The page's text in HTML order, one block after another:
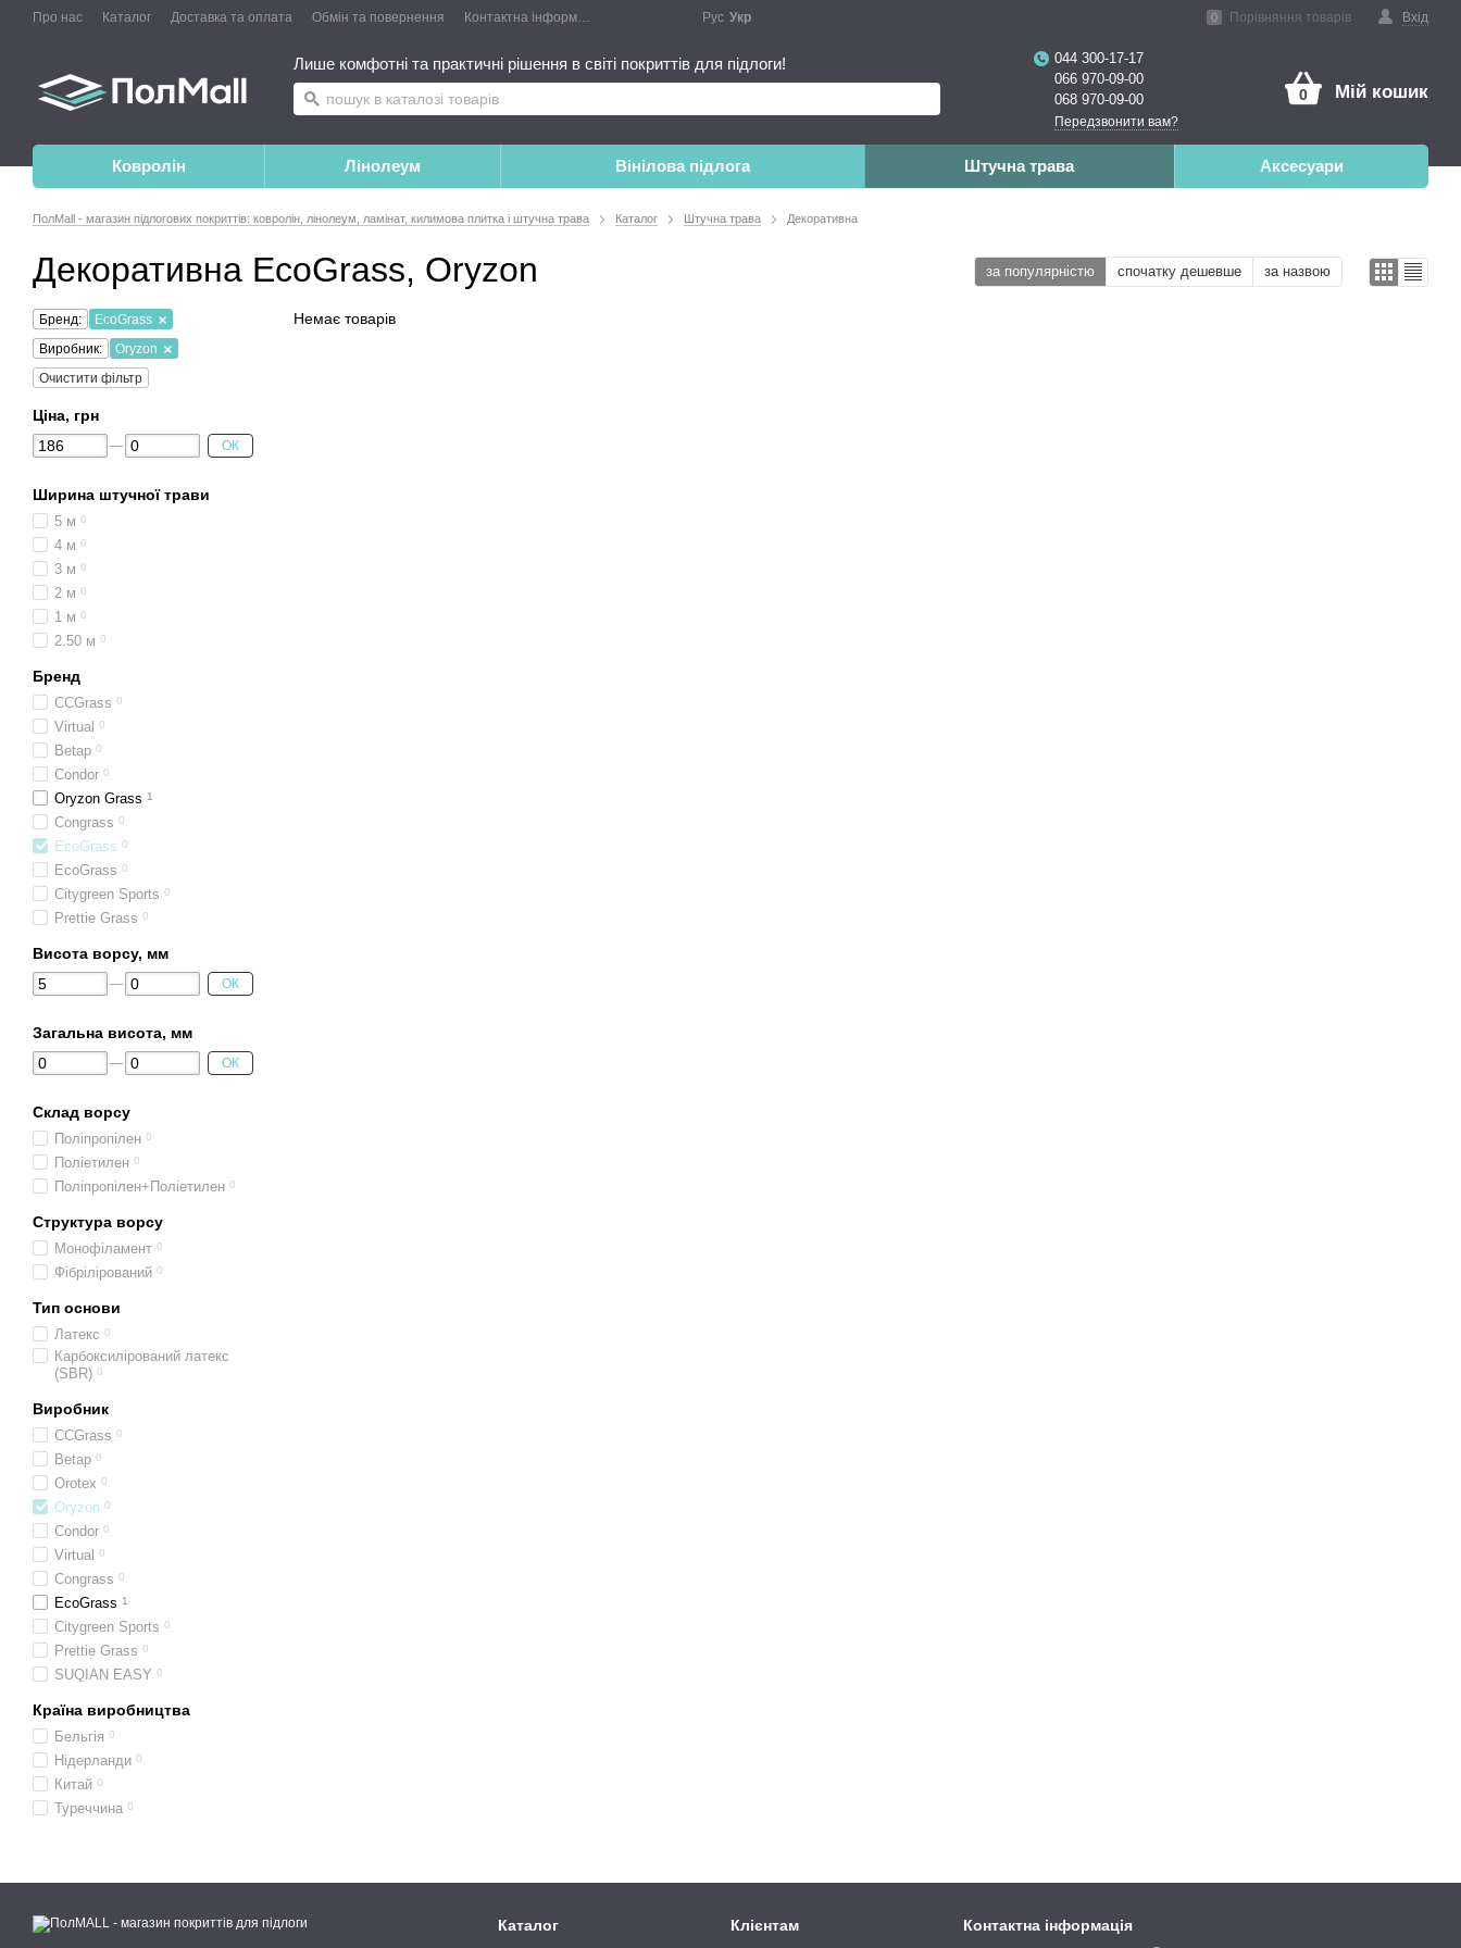
Про нас Каталог Доставка та оплата Обмін та повернення Контактна інформація Публічний договір Вхід
0 Порівняння товарів
Рус Укр
Лише комфотні та практичні рішення в світі покриттів для підлоги!
044 300-17-17
066 970-09-00
068 970-09-00
Передзвонити вам?
0 Мій кошик
Ковролін Лінолеум Вінілова підлога Штучна трава Аксесуари
ПолMall - магазин підлогових покриттів: ковролін, лінолеум, ламінат, килимова плитка і штучна трава Каталог Штучна трава Декоративна
Декоративна EcoGrass, Oryzon за популярністю спочатку дешевше за назвою
Немає товарів
Бренд:
EcoGrass
Виробник:
Oryzon
Очистити фільтр
Ціна, грн
ОК
Ширина штучної трави
5 м 0
4 м 0
3 м 0
2 м 0
1 м 0
2.50 м 0
Бренд
CCGrass 0
Virtual 0
Betap 0
Condor 0
Oryzon Grass 1
Congrass 0
EcoGrass 0
EcoGrass 0
Citygreen Sports 0
Prettie Grass 0
Висота ворсу, мм
ОК
Загальна висота, мм
ОК
Склад ворсу
Поліпропілен 0
Поліетилен 0
Поліпропілен+Поліетилен 0
Структура ворсу
Монофіламент 0
Фібрілірований 0
Тип основи
Латекс 0
Карбоксилірований латекс
(SBR) 0
Виробник
CCGrass 0
Betap 0
Orotex 0
Oryzon 0
Condor 0
Virtual 0
Congrass 0
EcoGrass 1
Citygreen Sports 0
Prettie Grass 0
SUQIAN EASY 0
Країна виробництва
Бельгія 0
Нідерланди 0
Китай 0
Туреччина 0
Каталог Клієнтам Контактна інформація